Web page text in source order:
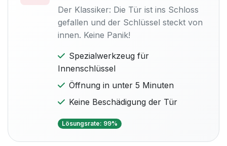
Der Klassiker: Die Tür ist ins Schloss
gefallen und der Schlüssel steckt von
innen. Keine Panik!
Spezialwerkzeug für
Innenschlüssel
Öffnung in unter 5 Minuten
Keine Beschädigung der Tür
Lösungsrate: 99%